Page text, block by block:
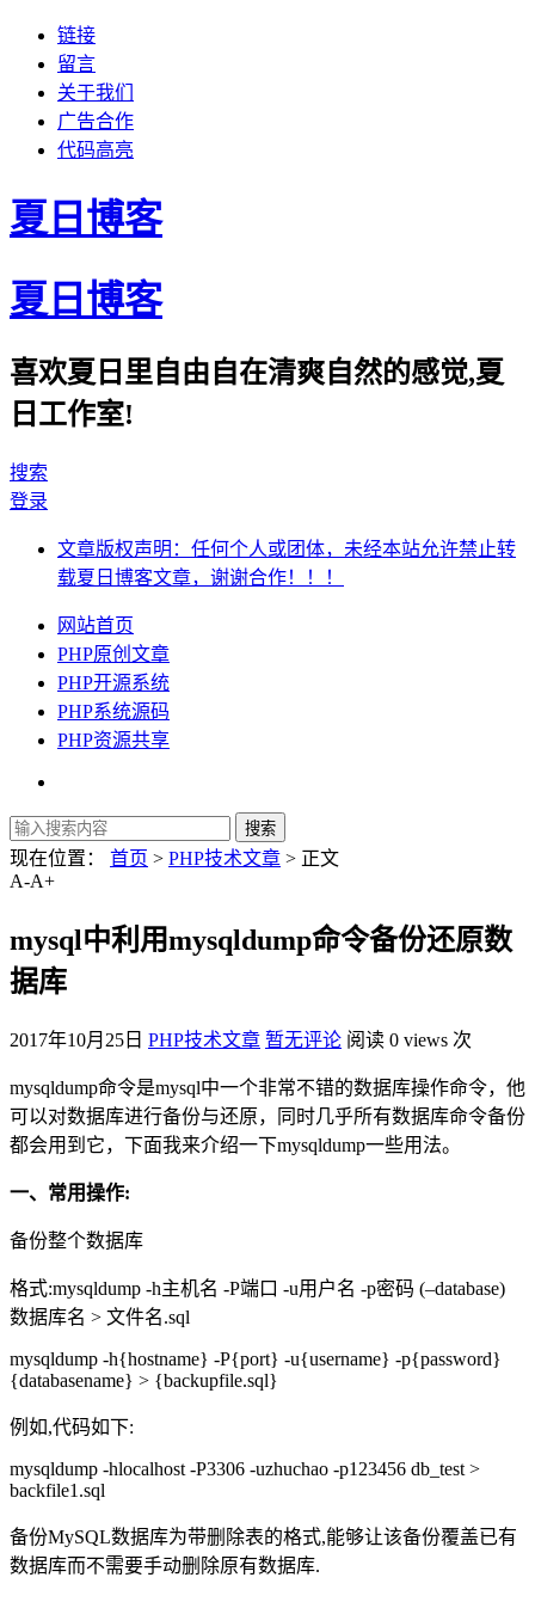
链接
留言
关于我们
广告合作
代码高亮
夏日博客
夏日博客
喜欢夏日里自由自在清爽自然的感觉,夏
日工作室!
搜索
登录
文章版权声明：任何个人或团体，未经本站允许禁止转
载夏日博客文章，谢谢合作！！！
网站首页
PHP原创文章
PHP开源系统
PHP系统源码
PHP资源共享
现在位置： 首页 > PHP技术文章 > 正文
A-A+
mysql中利用mysqldump命令备份还原数
据库
2017年10月25日 PHP技术文章 暂无评论 阅读 0 views 次
mysqldump命令是mysql中一个非常不错的数据库操作命令，他
可以对数据库进行备份与还原，同时几乎所有数据库命令备份
都会用到它，下面我来介绍一下mysqldump一些用法。
一、常用操作:
备份整个数据库
格式:mysqldump -h主机名 -P端口 -u用户名 -p密码 (–database)
数据库名 > 文件名.sql
mysqldump -h{hostname} -P{port} -u{username} -p{password}
{databasename} > {backupfile.sql}
例如,代码如下:
mysqldump -hlocalhost -P3306 -uzhuchao -p123456 db_test >
backfile1.sql
备份MySQL数据库为带删除表的格式,能够让该备份覆盖已有
数据库而不需要手动删除原有数据库.